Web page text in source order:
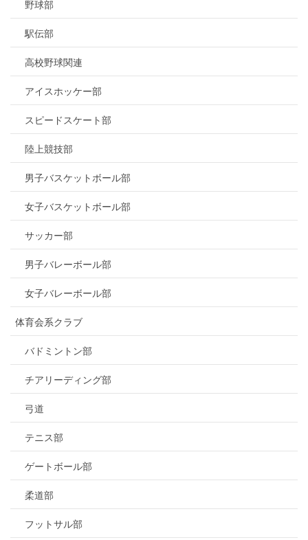
野球部
駅伝部
高校野球関連
アイスホッケー部
スピードスケート部
陸上競技部
男子バスケットボール部
女子バスケットボール部
サッカー部
男子バレーボール部
女子バレーボール部
体育会系クラブ
バドミントン部
チアリーディング部
弓道
テニス部
ゲートボール部
柔道部
フットサル部